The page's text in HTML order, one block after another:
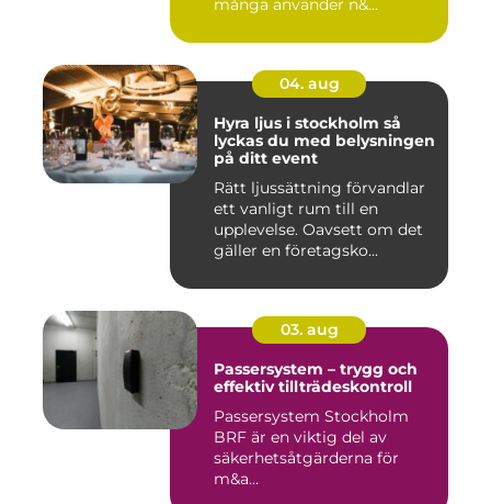
många använder n&...
04. aug
Hyra ljus i stockholm så
lyckas du med belysningen
på ditt event
Rätt ljussättning förvandlar
ett vanligt rum till en
upplevelse. Oavsett om det
gäller en företagsko...
03. aug
Passersystem – trygg och
effektiv tillträdeskontroll
Passersystem Stockholm
BRF är en viktig del av
säkerhetsåtgärderna för
m&a...